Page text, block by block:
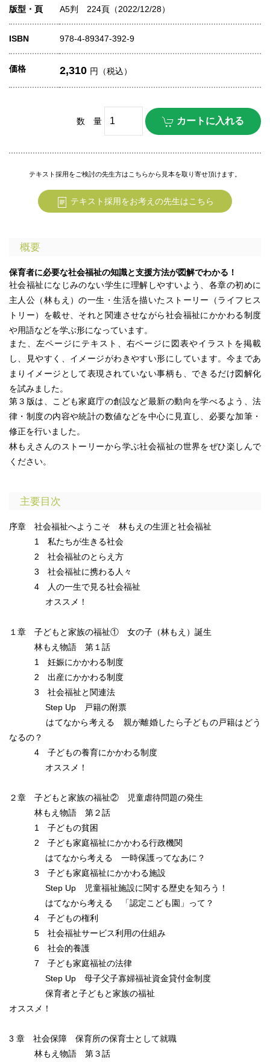
版型・頁 A5判 224頁（2022/12/28）
ISBN 978-4-89347-392-9
価格 2,310 円（税込）
数 量
テキスト採用をご検討の先生方はこちらから見本を取り寄せ頂けます。
テキスト採用をお考えの先生はこちら
概要
保育者に必要な社会福祉の知識と支援方法が図解でわかる！
社会福祉になじみのない学生に理解しやすいよう、各章の初めに
主人公（林もえ）の一生・生活を描いたストーリー（ライフヒス
トリー）を載せ、それと関連させながら社会福祉にかかわる制度
や用語などを学ぶ形になっています。
また、左ページにテキスト、右ページに図表やイラストを掲載
し、見やすく、イメージがわきやすい形にしています。今まであ
まりイメージとして表現されていない事柄も、できるだけ図解化
を試みました。
第３版は、こども家庭庁の創設など最新の動向を学べるよう、法
律・制度の内容や統計の数値などを中心に見直し、必要な加筆・
修正を行いました。
林もえさんのストーリーから学ぶ社会福祉の世界をぜひ楽しんで
ください。
主要目次
序章 社会福祉へようこそ 林もえの生涯と社会福祉
1 私たちが生きる社会
2 社会福祉のとらえ方
3 社会福祉に携わる人々
4 人の一生で見る社会福祉
オススメ！
１章 子どもと家族の福祉① 女の子（林もえ）誕生
林もえ物語 第１話
1 妊娠にかかわる制度
2 出産にかかわる制度
3 社会福祉と関連法
Step Up 戸籍の附票
はてなから考える 親が離婚したら子どもの戸籍はどう
なるの？
4 子どもの養育にかかわる制度
オススメ！
２章 子どもと家族の福祉② 児童虐待問題の発生
林もえ物語 第２話
1 子どもの貧困
2 子ども家庭福祉にかかわる行政機関
はてなから考える 一時保護ってなあに？
3 子ども家庭福祉にかかわる施設
Step Up 児童福祉施設に関する歴史を知ろう！
はてなから考える 「認定こども園」って？
4 子どもの権利
5 社会福祉サービス利用の仕組み
6 社会的養護
7 子ども家庭福祉の法律
Step Up 母子父子寡婦福祉資金貸付金制度
保育者と子どもと家族の福祉
オススメ！
3 章 社会保障 保育所の保育士として就職
林もえ物語 第３話